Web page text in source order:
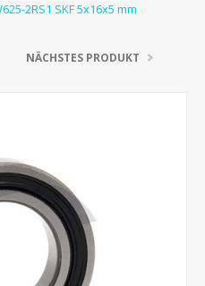
2RS1 SKF 5x16x5 mm
NÄCHSTES PRODUKT